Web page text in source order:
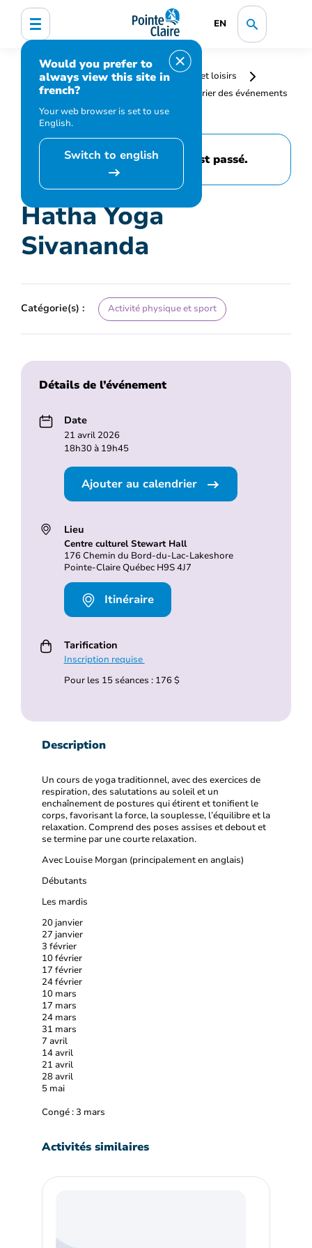
EN
Would you prefer to
always view this site in
french?
Your web browser is set to use
English.
Switch to english
Accueil
Bibliothèque, culture, sports et loisirs
Programmation et inscription
Calendrier des événements
et activités
Hatha Yoga Sivananda
Cet événement est passé.
Hatha Yoga
Sivananda
Catégorie(s) : Activité physique et sport
Détails de l’événement
Date
21 avril 2026
18h30 à 19h45
Ajouter au calendrier
Lieu
Centre culturel Stewart Hall
176 Chemin du Bord-du-Lac-Lakeshore
Pointe-Claire Québec H9S 4J7
Itinéraire
Tarification
Inscription requise
Pour les 15 séances : 176 $
Description
Un cours de yoga traditionnel, avec des exercices de
respiration, des salutations au soleil et un
enchaînement de postures qui étirent et tonifient le
corps, favorisant la force, la souplesse, l’équilibre et la
relaxation. Comprend des poses assises et debout et
se termine par une courte relaxation.
Avec Louise Morgan (principalement en anglais)
Débutants
Les mardis
20 janvier
27 janvier
3 février
10 février
17 février
24 février
10 mars
17 mars
24 mars
31 mars
7 avril
14 avril
21 avril
28 avril
5 mai
Congé : 3 mars
Activités similaires